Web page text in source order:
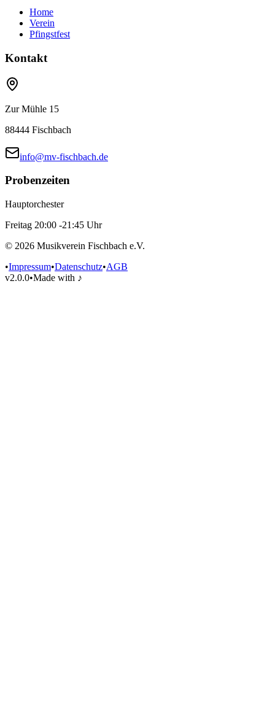
Home
Verein
Pfingstfest
Kontakt
Zur Mühle 15
88444 Fischbach
info@mv-fischbach.de
Probenzeiten
Hauptorchester
Freitag 20:00 -21:45 Uhr
© 2026 Musikverein Fischbach e.V.
•Impressum•Datenschutz•AGB
v2.0.0•Made with ♪